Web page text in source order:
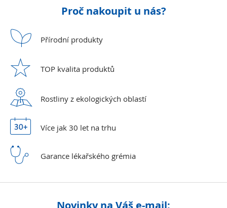
Proč nakoupit u nás?
Přírodní produkty
TOP kvalita produktů
Rostliny z ekologických oblastí
Více jak 30 let na trhu
Garance lékařského grémia
Novinky na Váš e-mail: